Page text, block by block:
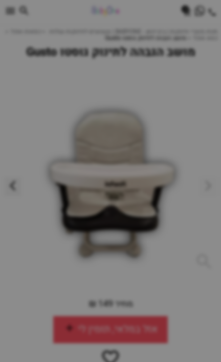
מושב הגבהה לתינוק גוסטו Gusto
מחיר 149 ₪
אזל במלאי, תזמין לי